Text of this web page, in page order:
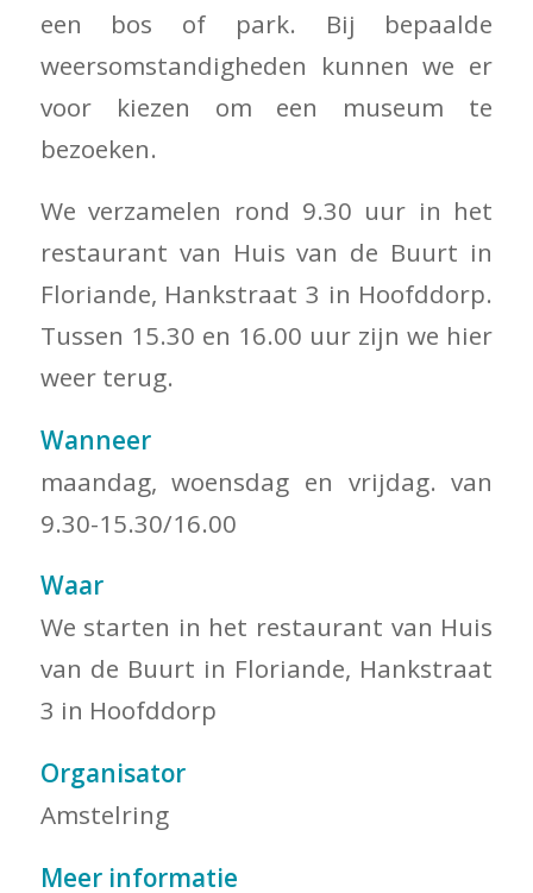
een bos of park. Bij bepaalde
weersomstandigheden kunnen we er
voor kiezen om een museum te
bezoeken.
We verzamelen rond 9.30 uur in het
restaurant van Huis van de Buurt in
Floriande, Hankstraat 3 in Hoofddorp.
Tussen 15.30 en 16.00 uur zijn we hier
weer terug.
Wanneer
maandag, woensdag en vrijdag. van
9.30-15.30/16.00
Waar
We starten in het restaurant van Huis
van de Buurt in Floriande, Hankstraat
3 in Hoofddorp
Organisator
Amstelring
Meer informatie